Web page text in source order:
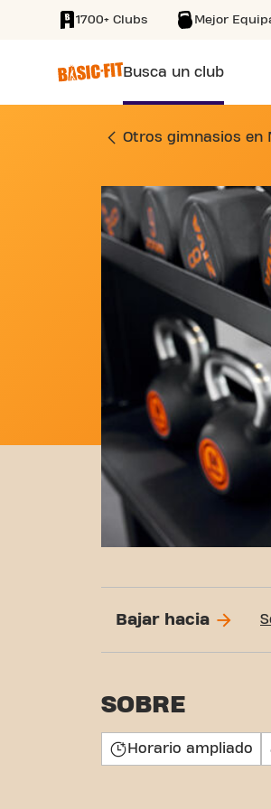
SKIP TO MAIN CONTENT
1700+ Clubs Mejor
Busca un club
GIMNASIO
Otros gimnasios en
Bajar hacia
SOBRE
Horario ampliado